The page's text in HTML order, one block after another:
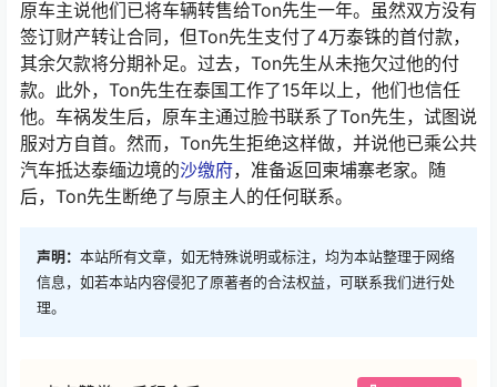
原车主说他们已将车辆转售给Ton先生一年。虽然双方没有
签订财产转让合同，但Ton先生支付了4万泰铢的首付款，
其余欠款将分期补足。过去，Ton先生从未拖欠过他的付
款。此外，Ton先生在泰国工作了15年以上，他们也信任
他。车祸发生后，原车主通过脸书联系了Ton先生，试图说
服对方自首。然而，Ton先生拒绝这样做，并说他已乘公共
汽车抵达泰缅边境的沙缴府，准备返回柬埔寨老家。随
后，Ton先生断绝了与原主人的任何联系。
声明： 本站所有文章，如无特殊说明或标注，均为本站整理于网络
信息，如若本站内容侵犯了原著者的合法权益，可联系我们进行处
理。